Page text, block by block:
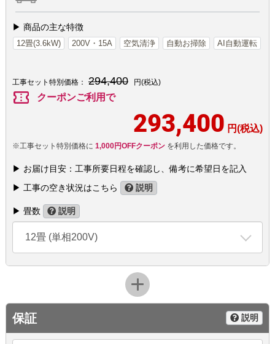
▶ 商品の主な特徴
12畳(3.6kW) 200V・15A 空気清浄 自動お掃除 AI自動運転
工事セット特別価格： 294,400 円(税込)
confirmation_number クーポンご利用で
293,400 円(税込)
※工事セット特別価格に 1,000円OFFクーポンを利用した価格です。
▶ お届け目安：工事所要日程を確認し、備考に希望日を記入
▶ 工事の空き状況はこちら
説明
▶ 畳数 説明
12畳 (単相200V)
保証 説明